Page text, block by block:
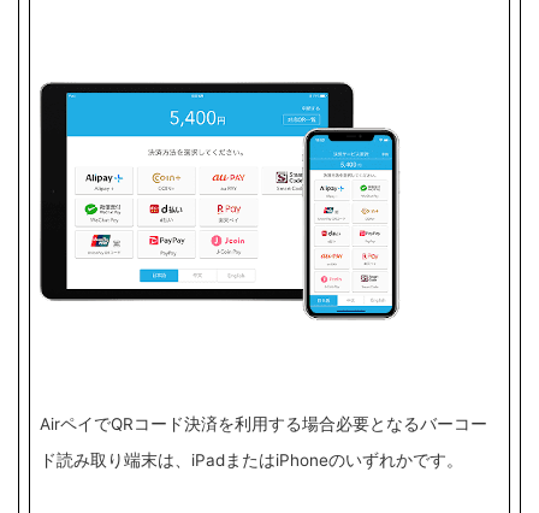
AirペイでQRコード決済を利用する場合必要となるバーコー
ド読み取り端末は、iPadまたはiPhoneのいずれかです。